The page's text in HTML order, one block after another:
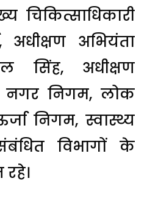
चिकित्साधिकारी
अधीक्षण अभियंता
सिंह, अधीक्षण
नगर निगम, लोक
निगम, स्वास्थ्य
विभागों के
रहे।